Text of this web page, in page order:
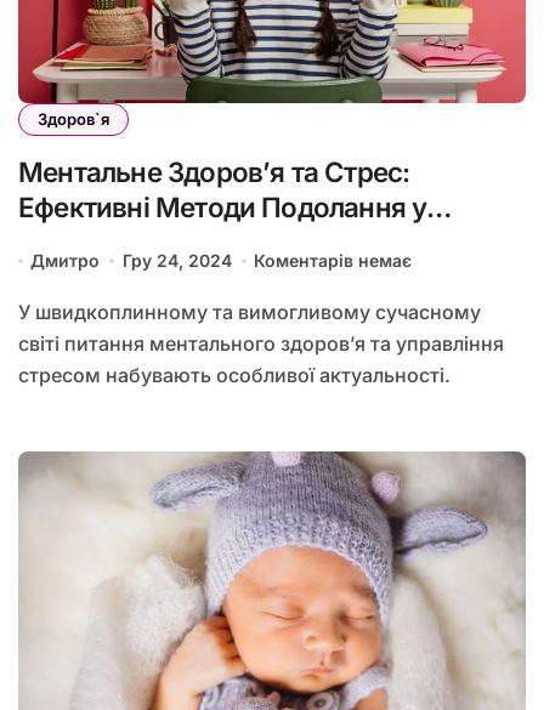
Здоров`я
Ментальне Здоров’я та Стрес:
Ефективні Методи Подолання у
Дмитро Гру 24, 2024 Коментарів немає
У швидкоплинному та вимогливому сучасному
світі питання ментального здоров’я та управління
стресом набувають особливої актуальності.